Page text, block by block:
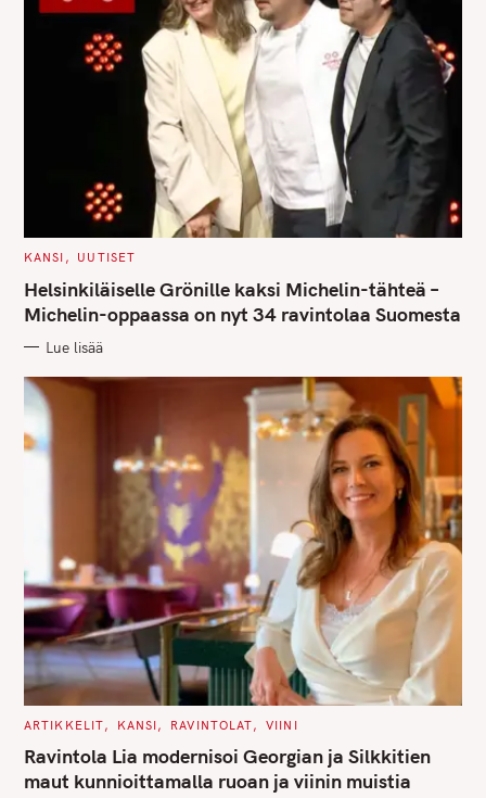
C
T
E
G
O
I
S
KANSI UUTISET
Helsinkiläiselle Grönille kaksi Michelin-tähteä –
Michelin-oppaassa on nyt 34 ravintolaa Suomesta
Lue lisää
C
T
E
G
O
ARTIKKELIT KANSI RAVINTOLAT VIINI
Ravintola Lia modernisoi Georgian ja Silkkitien
maut kunnioittamalla ruoan ja viinin muistia
h
o
: